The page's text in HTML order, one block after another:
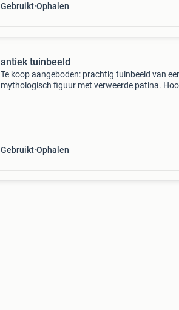
Gebruikt Ophalen
antiek tuinbeeld
Te koop aangeboden: prachtig tuinbeeld van
mythologisch figuur met verweerde patina.
Gebruikt Ophalen